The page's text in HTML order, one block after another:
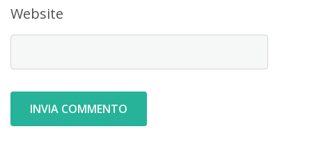
Website